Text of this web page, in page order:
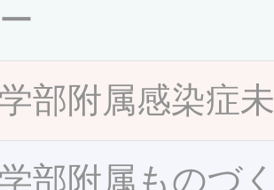
部附属感染症
部附属ものづ